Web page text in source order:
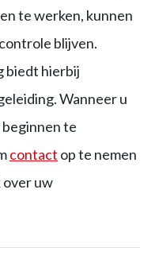
te werken, kunnen
blijven.
biedt hierbij
Wanneer u
te
contact op te nemen
over uw